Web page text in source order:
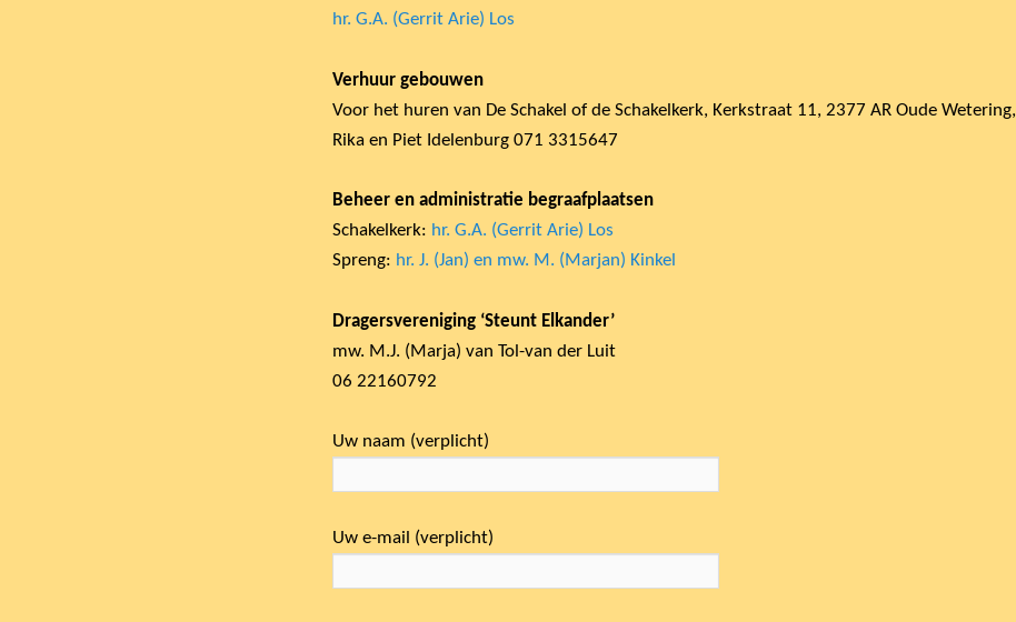
hr. G.A. (Gerrit Arie) Los
Verhuur gebouwen
Voor het huren van De Schakel of de Schakelkerk, Kerkstraat 11, 2377 AR Oude
Rika en Piet Idelenburg 071 3315647
Beheer en administratie begraafplaatsen
Schakelkerk: hr. G.A. (Gerrit Arie) Los
Spreng: hr. J. (Jan) en mw. M. (Marjan) Kinkel
Dragersvereniging ‘Steunt Elkander’
mw. M.J. (Marja) van Tol-van der Luit
06 22160792
Uw naam (verplicht)
Uw e-mail (verplicht)